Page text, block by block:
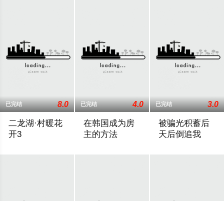
已完结 8.0
二龙湖·村暖花
开3
已完结 4.0
在韩国成为房
主的方法
已完结 3.0
被骗光积蓄后
天后倒追我